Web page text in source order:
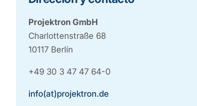
Projektron GmbH
Charlottenstraße 68
10117 Berlín
+49 30 3 47 47 64-0
info(at)projektron.de